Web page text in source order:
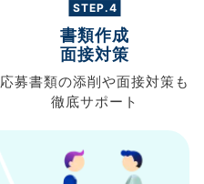
STEP.4
書類作成
面接対策
応募書類の添削や面接対策も
徹底サポート